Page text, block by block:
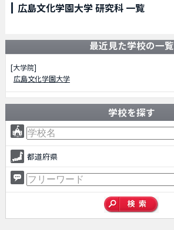
広島文化学園大学 研究科 一覧
最近見た学校の一覧
[大学院]
広島文化学園大学
学校を探す
都道府県